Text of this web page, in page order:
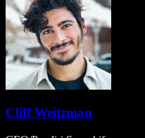
Cliff Weitzman